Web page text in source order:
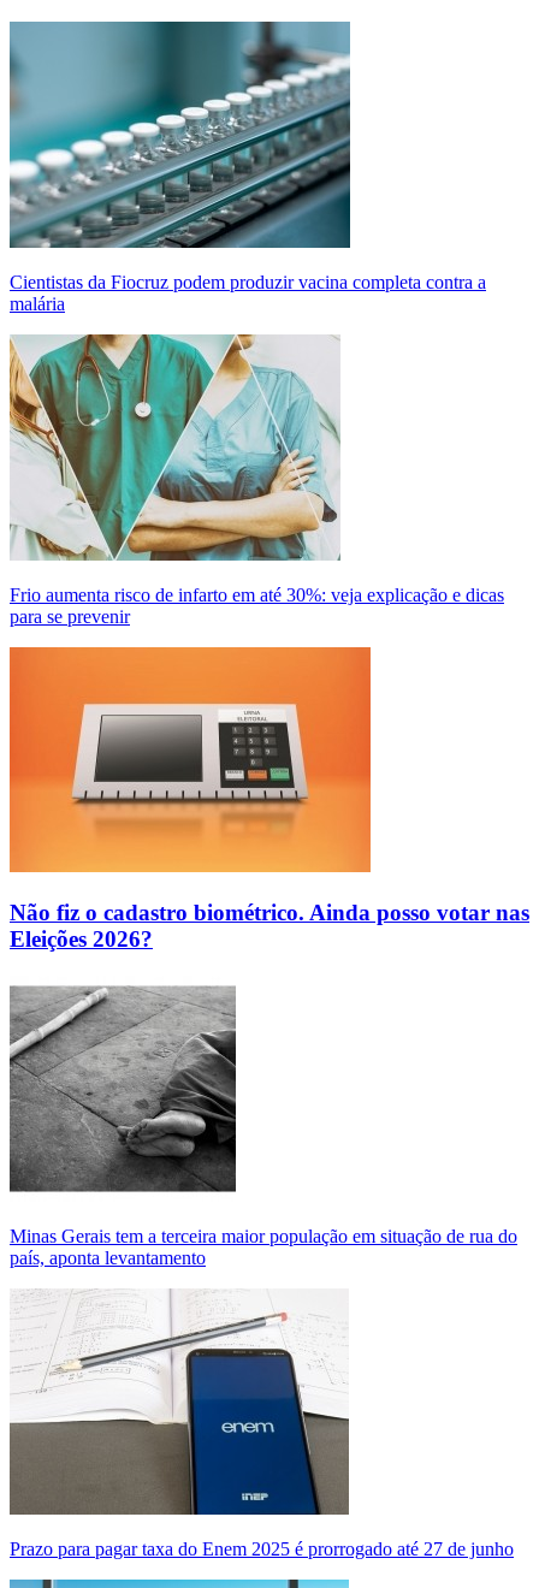
Cientistas da Fiocruz podem produzir vacina completa contra a
malária
Frio aumenta risco de infarto em até 30%: veja explicação e dicas
para se prevenir
Não fiz o cadastro biométrico. Ainda posso votar nas
Eleições 2026?
Minas Gerais tem a terceira maior população em situação de rua do
país, aponta levantamento
Prazo para pagar taxa do Enem 2025 é prorrogado até 27 de junho